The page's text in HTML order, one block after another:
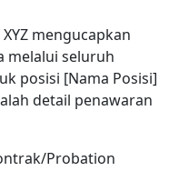
mengucapkan
melalui seluruh
posisi [Nama Posisi]
detail penawaran
Probation